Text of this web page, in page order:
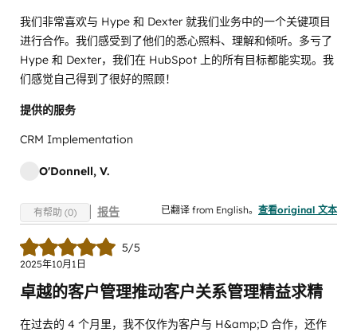
我们非常喜欢与 Hype 和 Dexter 就我们业务中的一个关键项目
进行合作。我们感受到了他们的悉心照料、理解和倾听。多亏了
Hype 和 Dexter，我们在 HubSpot 上的所有目标都能实现。我
们感觉自己得到了很好的照顾！
提供的服务
CRM Implementation
O'Donnell, V.
有帮助 (0) 报告 已翻译 from English。 查看original 文本
5/5
2025年10月1日
卓越的客户管理推动客户关系管理精益求精
在过去的 4 个月里，我不仅作为客户与 H&amp;D 合作，还作